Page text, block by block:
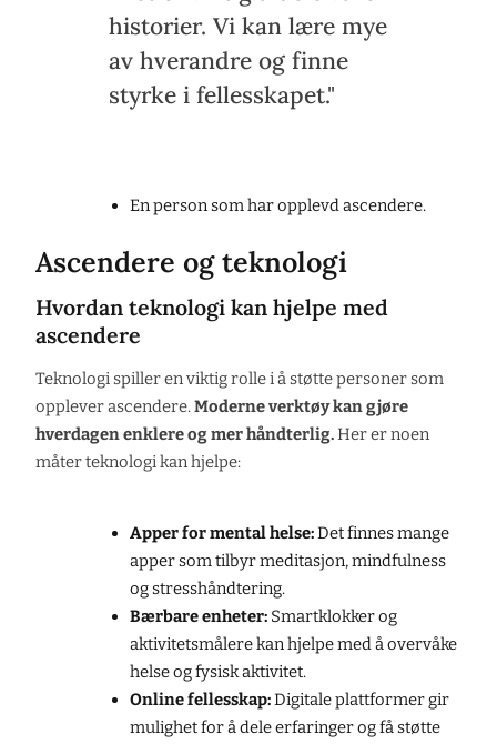
historier. Vi kan lære mye
av hverandre og finne
styrke i fellesskapet."
En person som har opplevd ascendere.
Ascendere og teknologi
Hvordan teknologi kan hjelpe med
ascendere
Teknologi spiller en viktig rolle i å støtte personer som
opplever ascendere.Moderne verktøy kan gjøre
hverdagen enklere og mer håndterlig.Her er noen
måter teknologi kan hjelpe:
Apper for mental helse:Det finnes mange
apper som tilbyr meditasjon, mindfulness
og stresshåndtering.
Bærbare enheter:Smartklokker og
aktivitetsmålere kan hjelpe med å overvåke
helse og fysisk aktivitet.
Online fellesskap:Digitale plattformer gir
mulighet for å dele erfaringer og få støtte